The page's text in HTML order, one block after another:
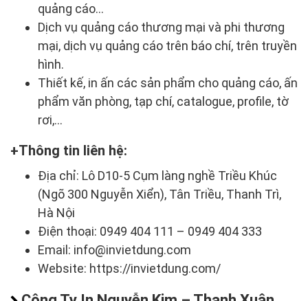
quảng cáo…
Dịch vụ quảng cáo thương mại và phi thương
mại, dịch vụ quảng cáo trên báo chí, trên truyền
hình.
Thiết kế, in ấn các sản phẩm cho quảng cáo, ấn
phẩm văn phòng, tạp chí, catalogue, profile, tờ
rơi,…
Thông tin liên hệ:
Địa chỉ: Lô D10-5 Cụm làng nghề Triều Khúc
(Ngõ 300 Nguyễn Xiển), Tân Triều, Thanh Trì,
Hà Nội
Điện thoại: 0949 404 111 – 0949 404 333
Email: info@invietdung.com
Website: https://invietdung.com/